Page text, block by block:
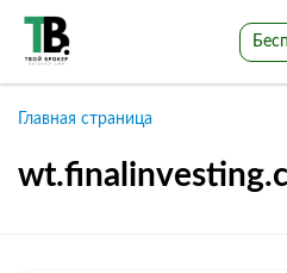
Главная страница